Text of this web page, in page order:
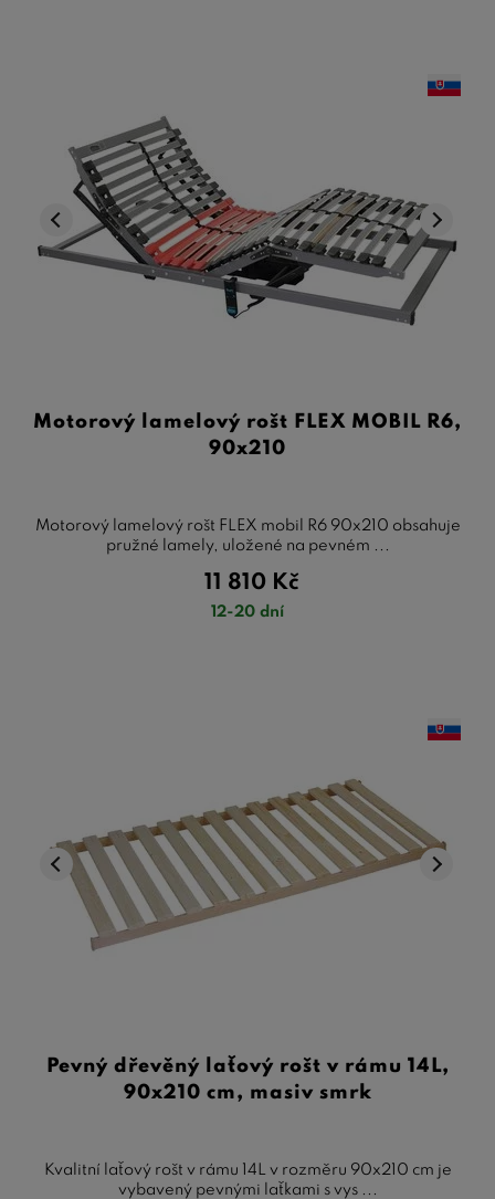
Motorový lamelový rošt FLEX MOBIL R6,
90x210
Motorový lamelový rošt FLEX mobil R6 90x210 obsahuje
pružné lamely, uložené na pevném ...
11 810 Kč
12-20 dní
Pevný dřevěný laťový rošt v rámu 14L,
90x210 cm, masiv smrk
Kvalitní laťový rošt v rámu 14L v rozměru 90x210 cm je
vybavený pevnými laťkami s vys ...